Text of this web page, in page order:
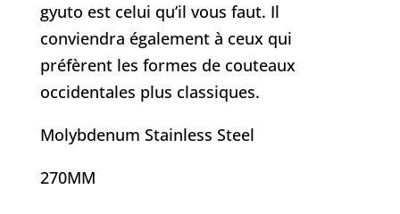
gyuto est celui qu’il vous faut. Il
conviendra également à ceux qui
préfèrent les formes de couteaux
occidentales plus classiques.
Molybdenum Stainless Steel
270MM